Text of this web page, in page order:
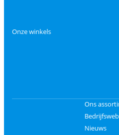
Onze winkels
Ons
Nieuws